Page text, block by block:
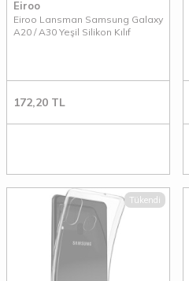
Eiroo
Eiroo Lansman Samsung Galaxy
A20 / A30 Yeşil Silikon Kılıf
172,20 TL
Tükendi